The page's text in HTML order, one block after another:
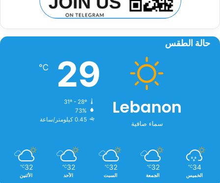
حالة الطقس
Lebanon
سماء صافية
29
℃
31º - 28º
73%
0.45 كيلومتر/ساعة
34
℃
الخميس
32
℃
الجمعة
32
℃
السبت
32
℃
الأحد
32
℃
الأثنين